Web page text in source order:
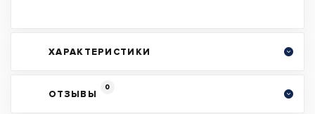
ХАРАКТЕРИСТИКИ
ОТЗЫВЫ
0